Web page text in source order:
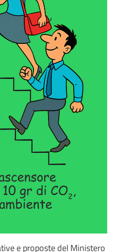
e proposte del Ministero